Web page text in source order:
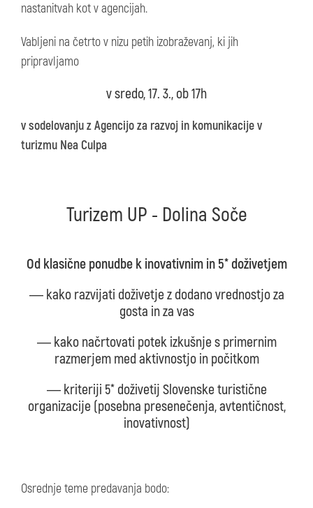
nastanitvah kot v agencijah.
Vabljeni na četrto v nizu petih izobraževanj, ki jih
pripravljamo
v sredo, 17. 3., ob 17h
v sodelovanju z Agencijo za razvoj in komunikacije v
turizmu Nea Culpa
Turizem UP - Dolina Soče
Od klasične ponudbe k inovativnim in 5* doživetjem
― kako razvijati doživetje z dodano vrednostjo za
gosta in za vas
― kako načrtovati potek izkušnje s primernim
razmerjem med aktivnostjo in počitkom
― kriteriji 5* doživetij Slovenske turistične
organizacije (posebna presenečenja, avtentičnost,
inovativnost)
Osrednje teme predavanja bodo: